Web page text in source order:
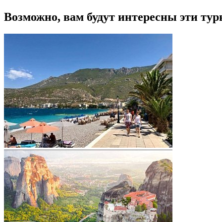
Возможно, вам будут интересны эти